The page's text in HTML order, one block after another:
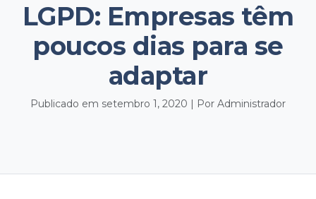
LGPD: Empresas têm
poucos dias para se
adaptar
Publicado em setembro 1, 2020 | Por Administrador